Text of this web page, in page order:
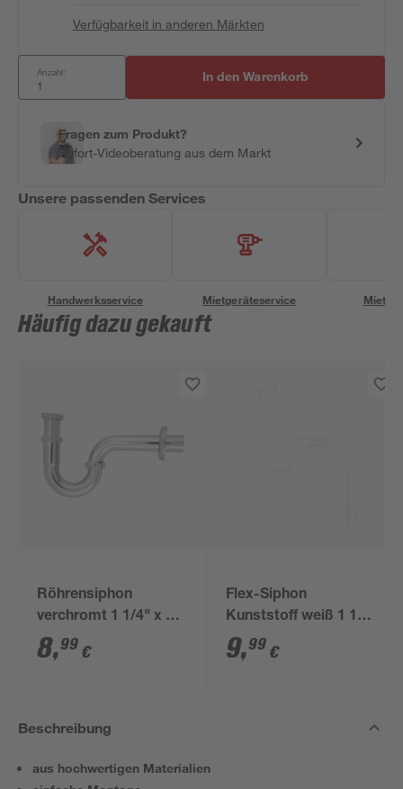
Verfügbarkeit in anderen Märkten
Anzahl: In den Warenkorb
Fragen zum Produkt?
Sofort-Videoberatung aus dem Markt
Unsere passenden Services
Handwerksservice Mietgeräteservice
Häufig dazu gekauft
Röhrensiphon
verchromt 1 1/4" x 32
mm
8,99 €
Flex-Siphon
Kunststoff weiß 1 1/2'
x 40/50 mm
9,99 €
Beschreibung
aus hochwertigen Materialien